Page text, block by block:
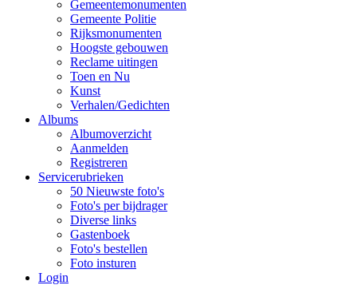
Gemeentemonumenten
Gemeente Politie
Rijksmonumenten
Hoogste gebouwen
Reclame uitingen
Toen en Nu
Kunst
Verhalen/Gedichten
Albums
Albumoverzicht
Aanmelden
Registreren
Servicerubrieken
50 Nieuwste foto's
Foto's per bijdrager
Diverse links
Gastenboek
Foto's bestellen
Foto insturen
Login